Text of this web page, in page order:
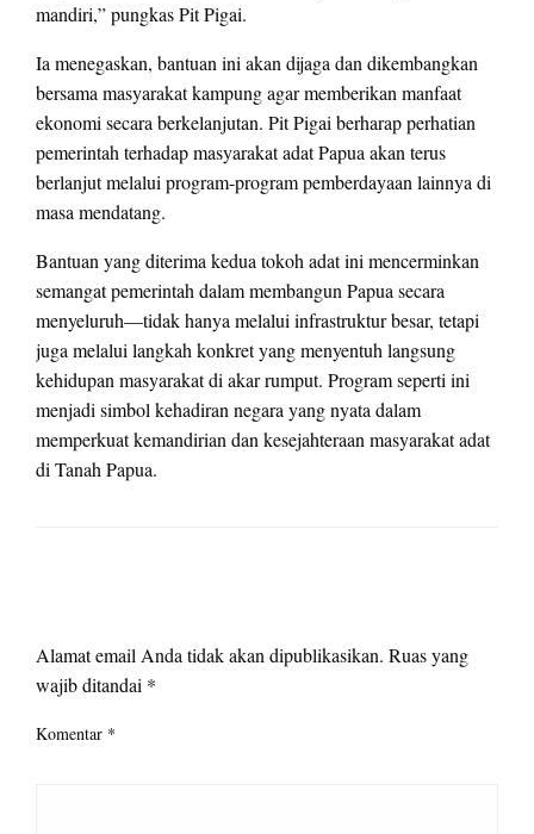
mandiri,” pungkas Pit Pigai.
Ia menegaskan, bantuan ini akan dijaga dan dikembangkan
bersama masyarakat kampung agar memberikan manfaat
ekonomi secara berkelanjutan. Pit Pigai berharap perhatian
pemerintah terhadap masyarakat adat Papua akan terus
berlanjut melalui program-program pemberdayaan lainnya di
masa mendatang.
Bantuan yang diterima kedua tokoh adat ini mencerminkan
semangat pemerintah dalam membangun Papua secara
menyeluruh—tidak hanya melalui infrastruktur besar, tetapi
juga melalui langkah konkret yang menyentuh langsung
kehidupan masyarakat di akar rumput. Program seperti ini
menjadi simbol kehadiran negara yang nyata dalam
memperkuat kemandirian dan kesejahteraan masyarakat adat
di Tanah Papua.
Alamat email Anda tidak akan dipublikasikan. Ruas yang
wajib ditandai *
Komentar *